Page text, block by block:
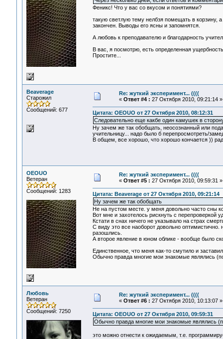
Феникс! Что у вас со вкусом и понятиями?
такую светлую тему нелбзя помещать в корзину,
закончен. Выводы его ясны и запомнятся.
А любовь к преподавателю и благодарность
В вас, я посмотрю, есть определенная
Простите...
Beaverage
Старожил
Сообщений: 677
Re: жуткий эксперимент... ((((
« Ответ #4 : 27 Октября 2010, 09:21:14 »
Цитата: OEOUO от 27 Октября 2010, 08:12:31
Следовательно еще какбе один камушек в
Ну зачем же так обобщать, неосознанный или
учительницу... надо было б перепросмотреть/
В общем, все хорошо, что хорошо кончается ))
OEOUO
Ветеран
Сообщений: 1283
Re: жуткий эксперимент... ((((
« Ответ #5 : 27 Октября 2010, 09:59:31 »
Цитата: Beaverage от 27 Октября 2010, 09:21:14
Ну зачем же так обобщать
Не на пустом месте. у меня довольно часто сны
Вот мне и захотелось рискнуть с перепроверкой
Кстати в снах ничего не указывало на страх
С виду это все наоборот довольно оптимистично.
разошлись.
А второе явление в юном облике - вообще было
Единственное, что меня как-то смутило и
Обычно правда многие мои знакомые являлись
Любовь
Ветеран
Сообщений: 7250
Re: жуткий эксперимент... ((((
« Ответ #6 : 27 Октября 2010, 10:13:07 »
Цитата: OEOUO от 27 Октября 2010, 09:59:31
Обычно правда многие мои знакомые являлись
это можно отнести к ожидаемым, т.е.